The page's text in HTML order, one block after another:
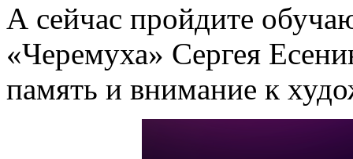
А сейчас пройдите
«Черемуха» Сергея
память и внимание к